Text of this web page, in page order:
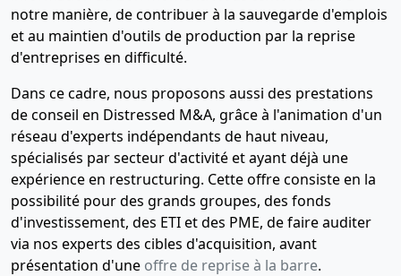
notre manière, de contribuer à la sauvegarde d'emplois
et au maintien d'outils de production par la reprise
d'entreprises en difficulté.
Dans ce cadre, nous proposons aussi des prestations
de conseil en Distressed M&A, grâce à l'animation d'un
réseau d'experts indépendants de haut niveau,
spécialisés par secteur d'activité et ayant déjà une
expérience en restructuring. Cette offre consiste en la
possibilité pour des grands groupes, des fonds
d'investissement, des ETI et des PME, de faire auditer
via nos experts des cibles d'acquisition, avant
présentation d'une offre de reprise à la barre.